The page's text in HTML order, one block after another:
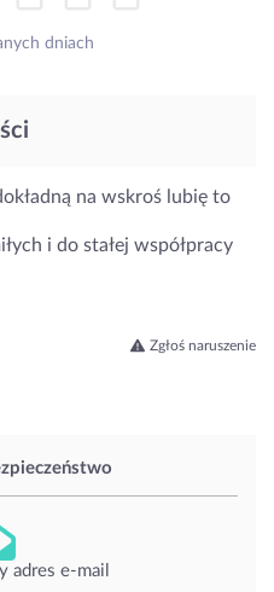
adres e-mail
dniach
na wskroś lubię to
i do stałej współpracy
Zgłoś naruszenie